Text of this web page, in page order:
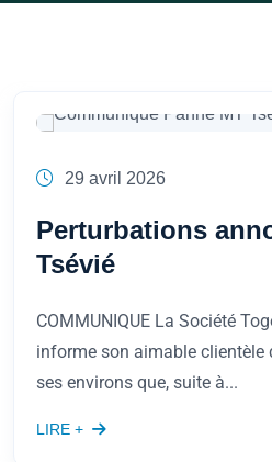
29 avril 2026
Perturbations
Tsévié
COMMUNIQUE La Société
informe son aimable clientèle
ses environs que, suite à...
LIRE +